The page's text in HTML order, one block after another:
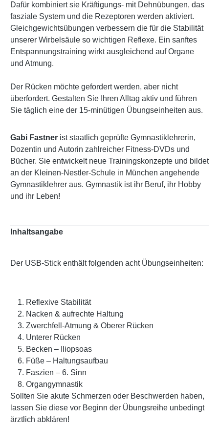
Dafür kombiniert sie Kräftigungs- mit Dehnübungen, das
fasziale System und die Rezeptoren werden aktiviert.
Gleichgewichtsübungen verbessern die für die Stabilität
unserer Wirbelsäule so wichtigen Reflexe. Ein sanftes
Entspannungstraining wirkt ausgleichend auf Organe
und Atmung.
Der Rücken möchte gefordert werden, aber nicht
überfordert. Gestalten Sie Ihren Alltag aktiv und führen
Sie täglich eine der 15-minütigen Übungseinheiten aus.
Gabi Fastner ist staatlich geprüfte Gymnastiklehrerin,
Dozentin und Autorin zahlreicher Fitness-DVDs und
Bücher. Sie entwickelt neue Trainingskonzepte und bildet
an der Kleinen-Nestler-Schule in München angehende
Gymnastiklehrer aus. Gymnastik ist ihr Beruf, ihr Hobby
und ihr Leben!
Inhaltsangabe
Der USB-Stick enthält folgenden acht Übungseinheiten:
Reflexive Stabilität
Nacken & aufrechte Haltung
Zwerchfell-Atmung & Oberer Rücken
Unterer Rücken
Becken – Iliopsoas
Füße – Haltungsaufbau
Faszien – 6. Sinn
Organgymnastik
Sollten Sie akute Schmerzen oder Beschwerden haben,
lassen Sie diese vor Beginn der Übungsreihe unbedingt
ärztlich abklären!